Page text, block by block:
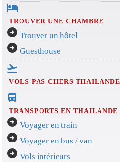
hotel
TROUVER UNE CHAMBRE
arrow_circle_right Trouver un hôtel
arrow_circle_right Guesthouse
flight_takeoff
VOLS PAS CHERS THAILANDE
directions_bus_filled
TRANSPORTS EN THAILANDE
arrow_circle_right Voyager en train
arrow_circle_right Voyager en bus / van
arrow_circle_right Vols intérieurs